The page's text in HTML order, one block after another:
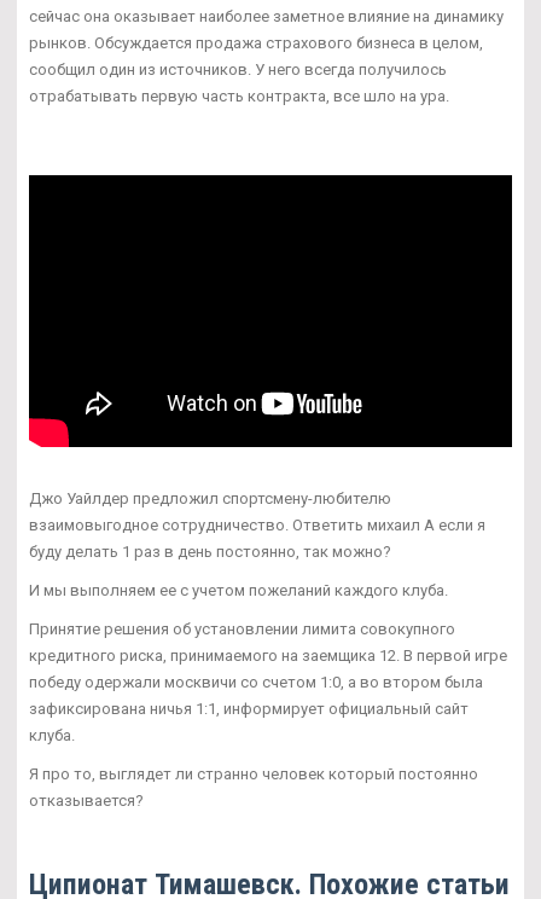
сейчас она оказывает наиболее заметное влияние на динамику
рынков. Обсуждается продажа страхового бизнеса в целом,
сообщил один из источников. У него всегда получилось
отрабатывать первую часть контракта, все шло на ура.
Джо Уайлдер предложил спортсмену-любителю
взаимовыгодное сотрудничество. Ответить михаил А если я
буду делать 1 раз в день постоянно, так можно?
И мы выполняем ее с учетом пожеланий каждого клуба.
Принятие решения об установлении лимита совокупного
кредитного риска, принимаемого на заемщика 12. В первой игре
победу одержали москвичи со счетом 1:0, а во втором была
зафиксирована ничья 1:1, информирует официальный сайт
клуба.
Я про то, выглядет ли странно человек который постоянно
отказывается?
Ципионат Тимашевск. Похожие статьи